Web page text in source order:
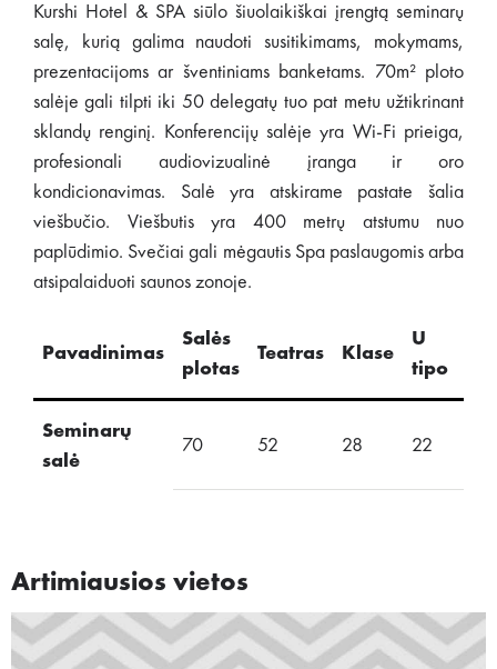
Kurshi Hotel & SPA siūlo šiuolaikiškai įrengtą seminarų
salę, kurią galima naudoti susitikimams, mokymams,
prezentacijoms ar šventiniams banketams. 70m² ploto
salėje gali tilpti iki 50 delegatų tuo pat metu užtikrinant
sklandų renginį. Konferencijų salėje yra Wi-Fi prieiga,
profesionali audiovizualinė įranga ir oro
kondicionavimas. Salė yra atskirame pastate šalia
viešbučio. Viešbutis yra 400 metrų atstumu nuo
paplūdimio. Svečiai gali mėgautis Spa paslaugomis arba
atsipalaiduoti saunos zonoje.
Pavadinimas
Salės
plotas
Teatras Klase
U
tipo
Seminarų
salė
70 52 28 22
Artimiausios vietos